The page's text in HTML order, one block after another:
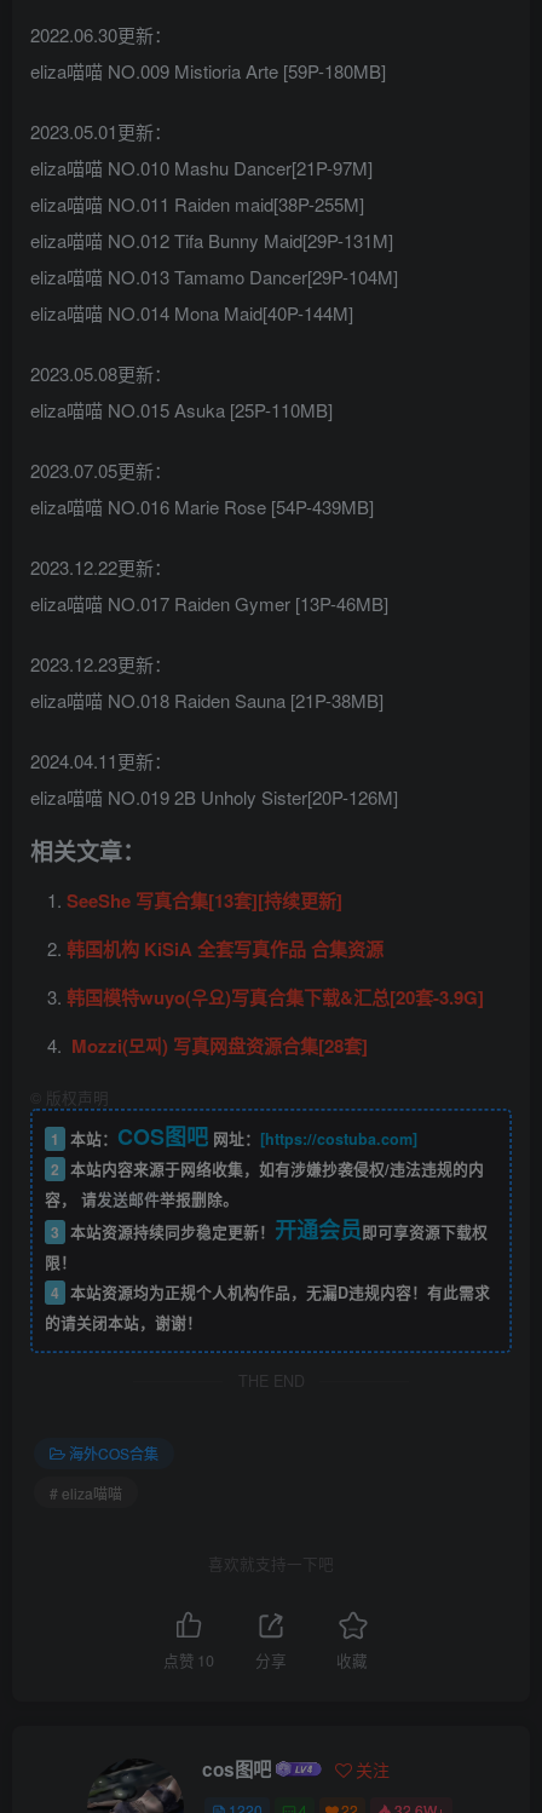
2022.06.30更新：
eliza喵喵 NO.009 Mistioria Arte [59P-180MB]
2023.05.01更新：
eliza喵喵 NO.010 Mashu Dancer[21P-97M]
eliza喵喵 NO.011 Raiden maid[38P-255M]
eliza喵喵 NO.012 Tifa Bunny Maid[29P-131M]
eliza喵喵 NO.013 Tamamo Dancer[29P-104M]
eliza喵喵 NO.014 Mona Maid[40P-144M]
2023.05.08更新：
eliza喵喵 NO.015 Asuka [25P-110MB]
2023.07.05更新：
eliza喵喵 NO.016 Marie Rose [54P-439MB]
2023.12.22更新：
eliza喵喵 NO.017 Raiden Gymer [13P-46MB]
2023.12.23更新：
eliza喵喵 NO.018 Raiden Sauna [21P-38MB]
2024.04.11更新：
eliza喵喵 NO.019 2B Unholy Sister[20P-126M]
相关文章：
SeeShe 写真合集[13套][持续更新]
韩国机构 KiSiA 全套写真作品 合集资源
韩国模特wuyo(우요)写真合集下载&汇总[20套-3.9G]
Mozzi(모찌) 写真网盘资源合集[28套]
版权声明
1
本站： COS图吧网址： [https://costuba.com]
2 本站内容来源于网络收集，如有涉嫌抄袭侵权/违法违规的内
容， 请发送邮件举报删除。
3 本站资源持续同步稳定更新！ 开通会员即可享资源下载权
限！
4 本站资源均为正规个人机构作品，无漏D违规内容！有此需求
的请关闭本站，谢谢！
THE END
海外COS合集
# eliza喵喵
喜欢就支持一下吧
点赞 10 分享 收藏
cos图吧 关注